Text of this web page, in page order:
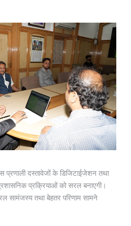
दस्तावेजों के डिजिटाईजेशन तथा
प्रक्रियाओं को सरल बनाएगी।
सामंजस्य तथा बेहतर परिणाम सामने